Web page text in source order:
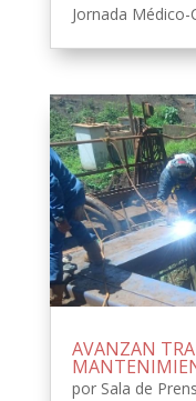
Jornada Médico-
AVANZAN
por Sala de